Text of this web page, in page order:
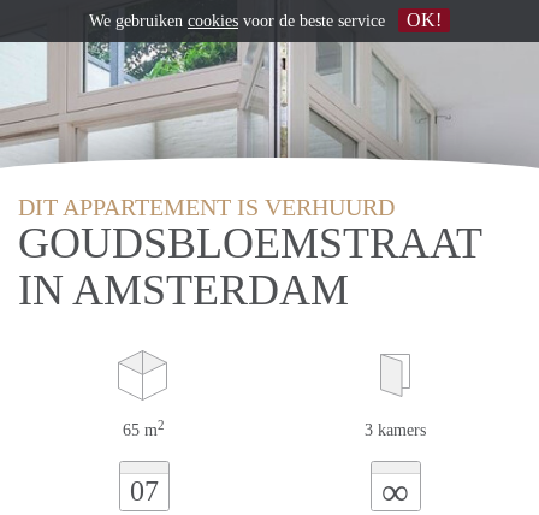
DIT APPARTEMENT IS VERHUURD
GOUDSBLOEMSTRAAT
IN AMSTERDAM
65 m2 3 kamers
07 ∞
We gebruiken cookies voor de beste service OK!